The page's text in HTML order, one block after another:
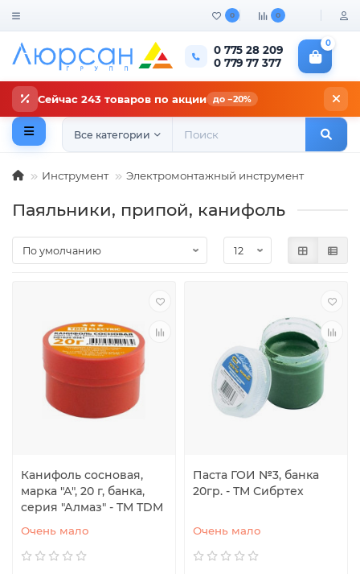
0 0
0 775 28 209
0 779 77 377
0
Сейчас 243 товаров по акции до −20%
Все категории
Инструмент Электромонтажный инструмент
Паяльники, припой, канифоль
Канифоль сосновая,
марка "А", 20 г, банка,
серия "Алмаз" - TM TDM
Очень мало
Паста ГОИ №3, банка
20гр. - ТМ Сибртех
Очень мало